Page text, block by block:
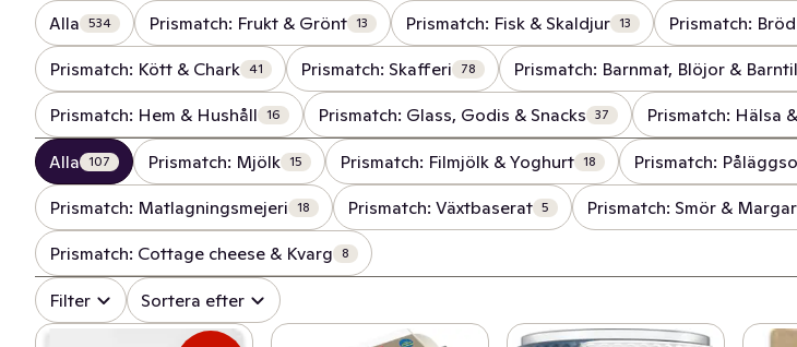
Alla 534 Prismatch: Frukt & Grönt 13 Prismatch: Fisk & Skaldjur 13 Prismatch:
Prismatch: Kött & Chark 41 Prismatch: Skafferi 78 Prismatch: Barnmat, Blöjor &
Prismatch: Hem & Hushåll 16 Prismatch: Glass, Godis & Snacks 37 Prismatch: Hälsa
Alla 107 Prismatch: Mjölk 15 Prismatch: Filmjölk & Yoghurt 18 Prismatch:
Prismatch: Matlagningsmejeri 18 Prismatch: Växtbaserat 5 Prismatch: Smör &
Prismatch: Cottage cheese & Kvarg 8
Filter Sortera efter